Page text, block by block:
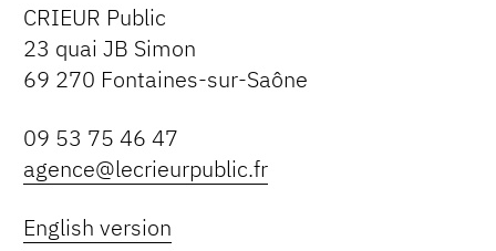
CRIEUR Public
23 quai JB Simon
69 270 Fontaines-sur-Saône
09 53 75 46 47
agence@lecrieurpublic.fr
English version